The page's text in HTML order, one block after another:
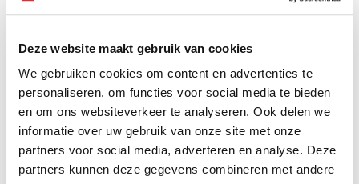
Deze website maakt gebruik van cookies
We gebruiken cookies om content en advertenties te
personaliseren, om functies voor social media te bieden
en om ons websiteverkeer te analyseren. Ook delen we
informatie over uw gebruik van onze site met onze
partners voor social media, adverteren en analyse. Deze
partners kunnen deze gegevens combineren met andere
zette het herstel in. Het fort werd ontdaan van alle struikgewas
de muren hersteld en de contouren van de wallen weer duidelijk
gemaakt. Het fortwachtershuis werd naar oorspronkelijke
tekeningen herbouwd. Inmiddels kwamen er al steeds meer
activiteiten op en rond het fort, vooral in de artillerieloods:
cultureel, recreatief, culinair en creatief. Het is nu zelfs een
officiële trouwlocatie van de gemeente Bussum geworden!